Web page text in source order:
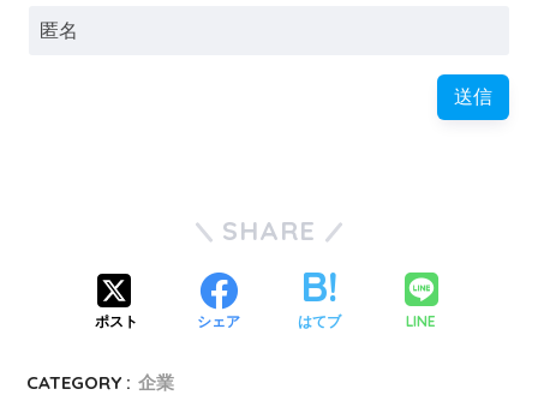
SHARE
ポスト シェア はてブ LINE
CATEGORY : 企業